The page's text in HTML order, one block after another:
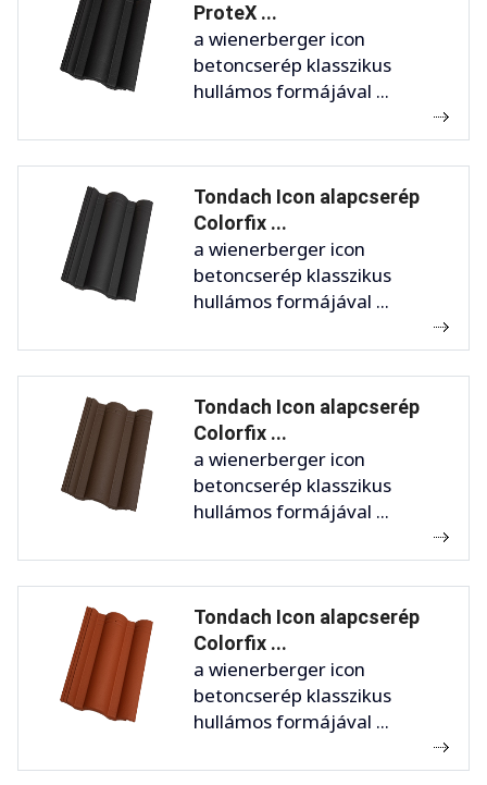
ProteX ...
a wienerberger icon
betoncserép klasszikus
hullámos formájával ...
Tondach Icon alapcserép
Colorfix ...
a wienerberger icon
betoncserép klasszikus
hullámos formájával ...
Tondach Icon alapcserép
Colorfix ...
a wienerberger icon
betoncserép klasszikus
hullámos formájával ...
Tondach Icon alapcserép
Colorfix ...
a wienerberger icon
betoncserép klasszikus
hullámos formájával ...